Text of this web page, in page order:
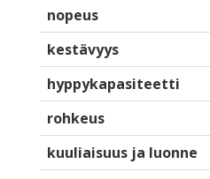
nopeus
kestävyys
hyppykapasiteetti
rohkeus
kuuliaisuus ja luonne